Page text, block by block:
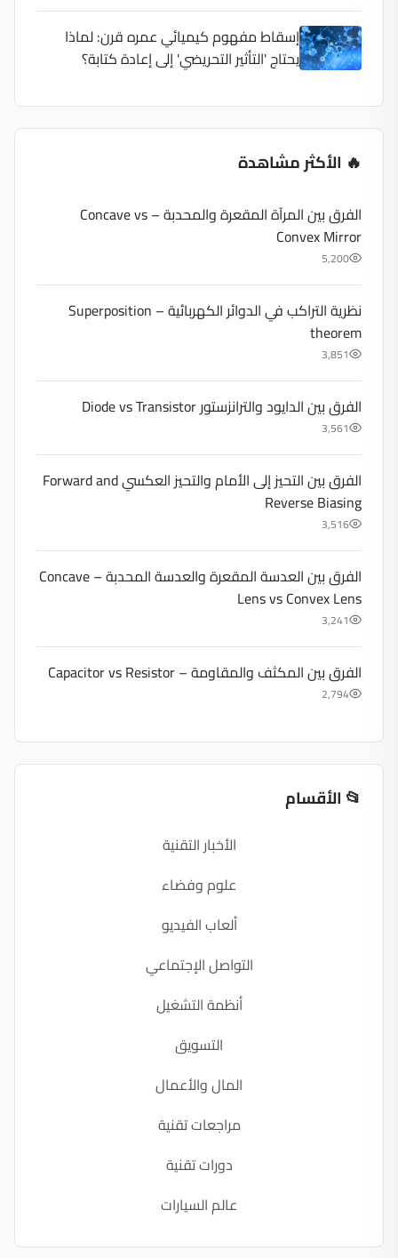
إسقاط مفهوم كيميائي عمره قرن: لماذا
يحتاج 'التأثير التحريضي' إلى إعادة كتابة؟
🔥 الأكثر مشاهدة
الفرق بين المرآة المقعرة والمحدبة – Concave vs
Convex Mirror
5,200
نظرية التراكب في الدوائر الكهربائية – Superposition
theorem
3,851
الفرق بين الدايود والترانزستور Diode vs Transistor
3,561
الفرق بين التحيز إلى الأمام والتحيز العكسي Forward and
Reverse Biasing
3,516
الفرق بين العدسة المقعرة والعدسة المحدبة – Concave
Lens vs Convex Lens
3,241
الفرق بين المكثف والمقاومة – Capacitor vs Resistor
2,794
📂 الأقسام
الأخبار التقنية
علوم وفضاء
ألعاب الفيديو
التواصل الإجتماعي
أنظمة التشغيل
التسويق
المال والأعمال
مراجعات تقنية
دورات تقنية
عالم السيارات